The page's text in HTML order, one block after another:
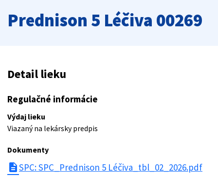
Prednison 5 Léčiva 00269
Detail lieku
Regulačné informácie
Výdaj lieku
Viazaný na lekársky predpis
Dokumenty
descriptionSPC: SPC_Prednison 5 Léčiva_tbl_02_2026.pdf